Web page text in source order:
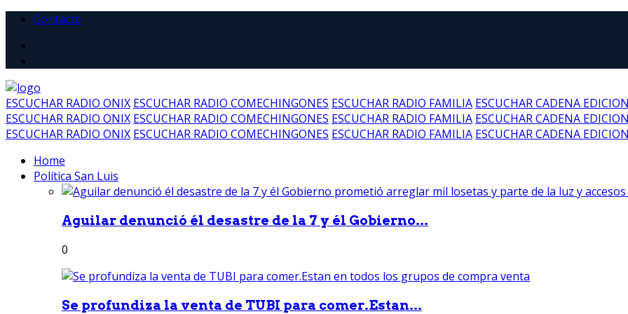
Contacto
ESCUCHAR RADIO ONIX ESCUCHAR RADIO COMECHINGONES ESCUCHAR RADIO FAMILIA ESCUCHAR CADENA EDICION
ESCUCHAR RADIO ONIX ESCUCHAR RADIO COMECHINGONES ESCUCHAR RADIO FAMILIA ESCUCHAR CADENA EDICION
ESCUCHAR RADIO ONIX ESCUCHAR RADIO COMECHINGONES ESCUCHAR RADIO FAMILIA ESCUCHAR CADENA EDICION
Home
Política San Luis
Aguilar denunció él desastre de la 7 y él Gobierno...
0
Se profundiza la venta de TUBI para comer.Estan...